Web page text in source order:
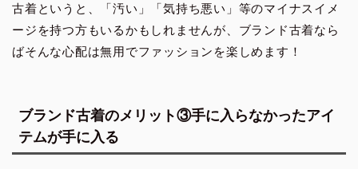
古着というと、「汚い」「気持ち悪い」等のマイナスイメ
ージを持つ方もいるかもしれませんが、ブランド古着なら
ばそんな心配は無用でファッションを楽しめます！
ブランド古着のメリット③手に入らなかったアイ
テムが手に入る